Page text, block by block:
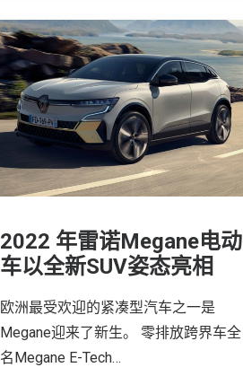
2022 年雷诺Megane电动
车以全新SUV姿态亮相
欧洲最受欢迎的紧凑型汽车之一是
Megane迎来了新生。 零排放跨界车全
名Megane E-Tech…